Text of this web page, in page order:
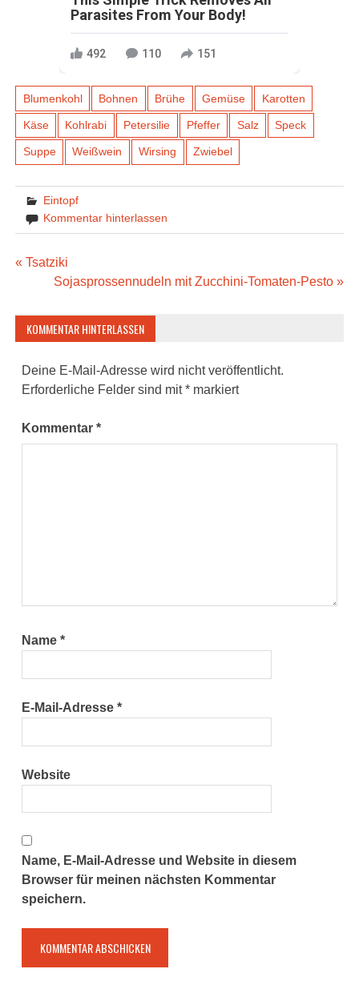
Parasites From Your Body!
492 110 151
Blumenkohl Bohnen Brühe Gemüse Karotten
Käse Kohlrabi Petersilie Pfeffer Salz Speck
Suppe Weißwein Wirsing Zwiebel
Eintopf
Kommentar hinterlassen
Beitragsnavigation
« Tsatziki
Sojasprossennudeln mit Zucchini-Tomaten-Pesto »
KOMMENTAR HINTERLASSEN
Deine E-Mail-Adresse wird nicht veröffentlicht.
Erforderliche Felder sind mit* markiert
Kommentar*
Name*
E-Mail-Adresse*
Website
Name, E-Mail-Adresse und Website in diesem
Browser für meinen nächsten Kommentar
speichern.